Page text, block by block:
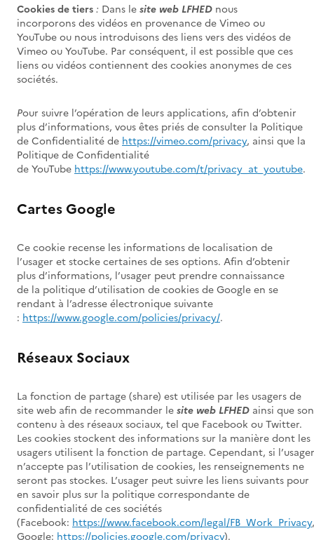
Cookies de tiers : Dans le site web LFHED nous
incorporons des vidéos en provenance de Vimeo ou
YouTube ou nous introduisons des liens vers des vidéos de
Vimeo ou YouTube. Par conséquent, il est possible que ces
liens ou vidéos contiennent des cookies anonymes de ces
sociétés.
Pour suivre l’opération de leurs applications, afin d’obtenir
plus d’informations, vous êtes priés de consulter la Politique
de Confidentialité de https://vimeo.com/privacy, ainsi que la
Politique de Confidentialité
de YouTube https://www.youtube.com/t/privacy_at_youtube.
Cartes Google
Ce cookie recense les informations de localisation de
l’usager et stocke certaines de ses options. Afin d’obtenir
plus d’informations, l’usager peut prendre connaissance
de la politique d’utilisation de cookies de Google en se
rendant à l’adresse électronique suivante
: https://www.google.com/policies/privacy/.
Réseaux Sociaux
La fonction de partage (share) est utilisée par les usagers de
site web afin de recommander le site web LFHED ainsi que son
contenu à des réseaux sociaux, tel que Facebook ou Twitter.
Les cookies stockent des informations sur la manière dont les
usagers utilisent la fonction de partage. Cependant, si l’usager
n’accepte pas l’utilisation de cookies, les renseignements ne
seront pas stockes. L’usager peut suivre les liens suivants pour
en savoir plus sur la politique correspondante de
confidentialité de ces sociétés
(Facebook: https://www.facebook.com/legal/FB_Work_Privacy,
Google: https://policies.google.com/privacy).